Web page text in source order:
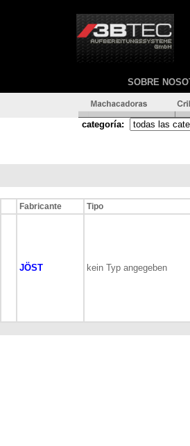
SOBRE
categoría:
Fabricante Tipo
JÖST kein Typ angegeben